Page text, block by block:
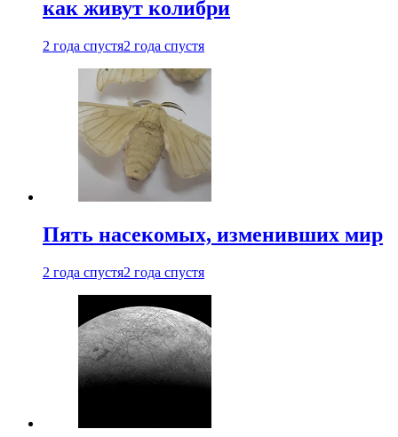
как живут колибри
2 года спустя2 года спустя
Пять насекомых, изменивших мир
2 года спустя2 года спустя